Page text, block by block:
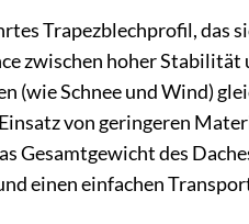
Trapezblechprofil, das
zwischen hoher
(wie Schnee und Wind)
von geringeren
Gesamtgewicht des
einen einfachen